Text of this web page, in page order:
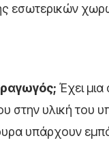
εσωτερικών
Έχει
στην υλική
υπάρχουν